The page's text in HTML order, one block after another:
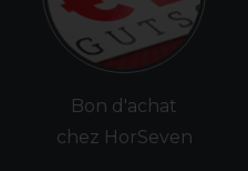
Bon d'achat
chez HorSeven